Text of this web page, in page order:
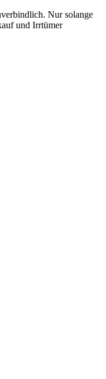
Nur solange
und Irrtümer